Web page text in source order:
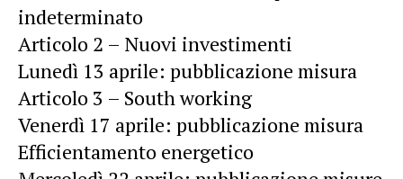
indeterminato
Articolo 2 – Nuovi investimenti
Lunedì 13 aprile: pubblicazione misura
Articolo 3 – South working
Venerdì 17 aprile: pubblicazione misura
Efficientamento energetico